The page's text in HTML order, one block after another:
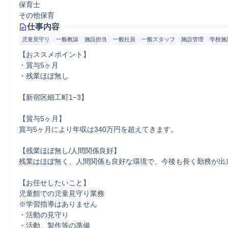
保育士
その他保育
仕事内容
児童見守り 一般教諭 施設担当 一般社員 一般スタッフ 施設管理 学校施
【おススメポイント】
・賞与5ヶ月
・残業ほぼ無し
【新宿区細工町1−3】
【賞与5ヶ月】
賞与5ヶ月により年収は340万円を超えてきます。
【残業ほぼ無し/人間関係良好】
残業はほぼ無く、人間関係も良好な環境で、今後も長く勤務が出
【お任せしたいこと】
児童館での児童見守り業務
※学習指導はありません
・活動の見守り
・活動、製作等の準備